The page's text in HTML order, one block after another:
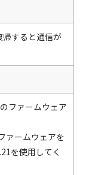
帰すると通信が
ファームウェア
ァームウェアを
を使用してく